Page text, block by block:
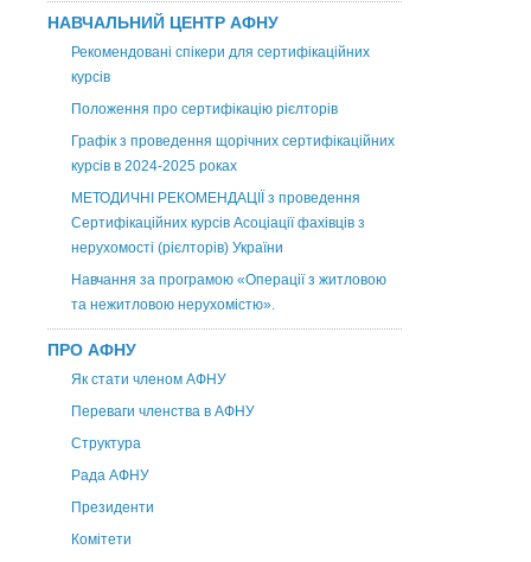
НАВЧАЛЬНИЙ ЦЕНТР АФНУ
Рекомендовані спікери для сертифікаційних
курсів
Положення про сертифікацію рієлторів
Графік з проведення щорічних сертифікаційних
курсів в 2024-2025 роках
МЕТОДИЧНІ РЕКОМЕНДАЦІЇ з проведення
Сертифікаційних курсів Асоціації фахівців з
нерухомості (рієлторів) України
Навчання за програмою «Операції з житловою
та нежитловою нерухомістю».
ПРО АФНУ
Як стати членом АФНУ
Переваги членства в АФНУ
Структура
Рада АФНУ
Президенти
Комітети